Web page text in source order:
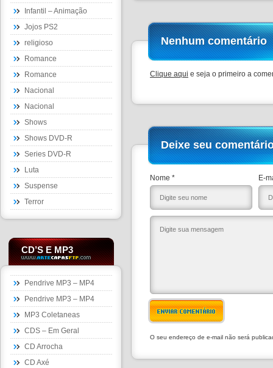
Infantil – Animação
Jojos PS2
religioso
Romance
Romance
Nacional
Nacional
Shows
Shows DVD-R
Series DVD-R
Luta
Suspense
Terror
CD’S E MP3
Pendrive MP3 – MP4
Pendrive MP3 – MP4
MP3 Coletaneas
CDS – Em Geral
CD Arrocha
CD Axé
Nenhum comentário
Clique aqui e seja o primeiro a
Deixe seu
Nome * E-
ENVIAR COMENTÁRIO
O seu endereço de e-mail não será